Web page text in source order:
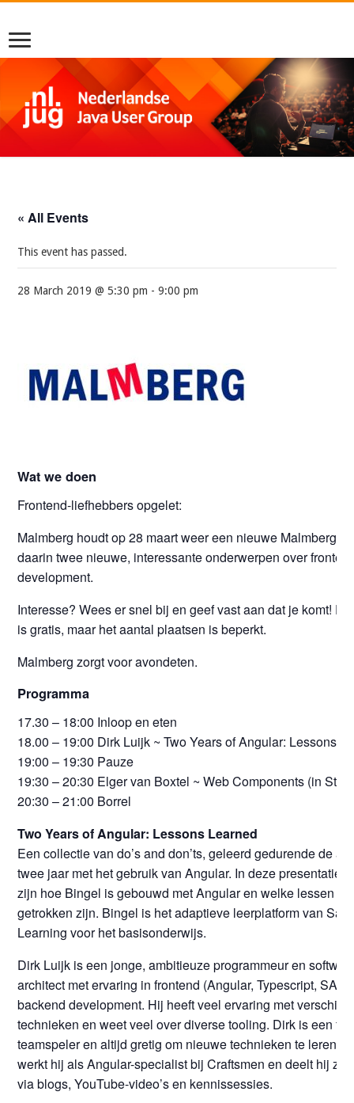
« All Events
This event has passed.
28 March 2019 @ 5:30 pm -9:00 pm
Wat we doen
Frontend-liefhebbers opgelet:
Malmberg houdt op 28 maart weer een nieuwe Malmberg
daarin twee nieuwe, interessante onderwerpen over
development.
Interesse? Wees er snel bij en geef vast aan dat je komt!
is gratis, maar het aantal plaatsen is beperkt.
Malmberg zorgt voor avondeten.
Programma
17.30 – 18:00 Inloop en eten
18.00 – 19:00 Dirk Luijk ~ Two Years of Angular: Lessons
19:00 – 19:30 Pauze
19:30 – 20:30 Elger van Boxtel ~ Web Components (in
20:30 – 21:00 Borrel
Two Years of Angular: Lessons Learned
Een collectie van do’s and don’ts, geleerd gedurende de
twee jaar met het gebruik van Angular. In deze presentatie
zijn hoe Bingel is gebouwd met Angular en welke lessen
getrokken zijn. Bingel is het adaptieve leerplatform van
Learning voor het basisonderwijs.
Dirk Luijk is een jonge, ambitieuze programmeur en
architect met ervaring in frontend (Angular, Typescript,
backend development. Hij heeft veel ervaring met
technieken en weet veel over diverse tooling. Dirk is een
teamspeler en altijd gretig om nieuwe technieken te leren.
werkt hij als Angular-specialist bij Craftsmen en deelt hij
via blogs, YouTube-video’s en kennissessies.